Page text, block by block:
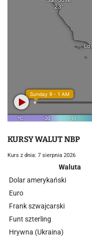
KURSY WALUT NBP
Kurs z dnia: 7 sierpnia 2026
Waluta
Dolar amerykański
Euro
Frank szwajcarski
Funt szterling
Hrywna (Ukraina)